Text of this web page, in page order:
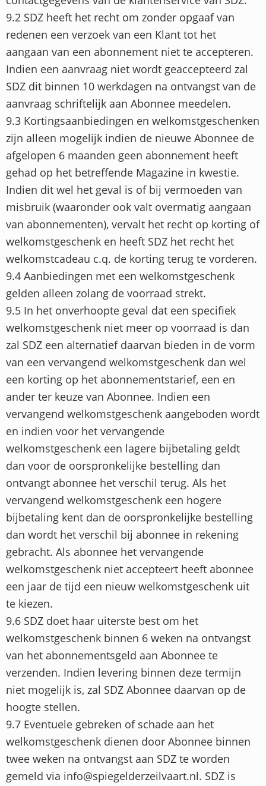
9.2 SDZ heeft het recht om zonder opgaaf van
redenen een verzoek van een Klant tot het
aangaan van een abonnement niet te accepteren.
Indien een aanvraag niet wordt geaccepteerd zal
SDZ dit binnen 10 werkdagen na ontvangst van de
aanvraag schriftelijk aan Abonnee meedelen.
9.3 Kortingsaanbiedingen en welkomstgeschenken
zijn alleen mogelijk indien de nieuwe Abonnee de
afgelopen 6 maanden geen abonnement heeft
gehad op het betreffende Magazine in kwestie.
Indien dit wel het geval is of bij vermoeden van
misbruik (waaronder ook valt overmatig aangaan
van abonnementen), vervalt het recht op korting of
welkomstgeschenk en heeft SDZ het recht het
welkomstcadeau c.q. de korting terug te vorderen.
9.4 Aanbiedingen met een welkomstgeschenk
gelden alleen zolang de voorraad strekt.
9.5 In het onverhoopte geval dat een specifiek
welkomstgeschenk niet meer op voorraad is dan
zal SDZ een alternatief daarvan bieden in de vorm
van een vervangend welkomstgeschenk dan wel
een korting op het abonnementstarief, een en
ander ter keuze van Abonnee. Indien een
vervangend welkomstgeschenk aangeboden wordt
en indien voor het vervangende
welkomstgeschenk een lagere bijbetaling geldt
dan voor de oorspronkelijke bestelling dan
ontvangt abonnee het verschil terug. Als het
vervangend welkomstgeschenk een hogere
bijbetaling kent dan de oorspronkelijke bestelling
dan wordt het verschil bij abonnee in rekening
gebracht. Als abonnee het vervangende
welkomstgeschenk niet accepteert heeft abonnee
een jaar de tijd een nieuw welkomstgeschenk uit
te kiezen.
9.6 SDZ doet haar uiterste best om het
welkomstgeschenk binnen 6 weken na ontvangst
van het abonnementsgeld aan Abonnee te
verzenden. Indien levering binnen deze termijn
niet mogelijk is, zal SDZ Abonnee daarvan op de
hoogte stellen.
9.7 Eventuele gebreken of schade aan het
welkomstgeschenk dienen door Abonnee binnen
twee weken na ontvangst aan SDZ te worden
gemeld via info@spiegelderzeilvaart.nl. SDZ is